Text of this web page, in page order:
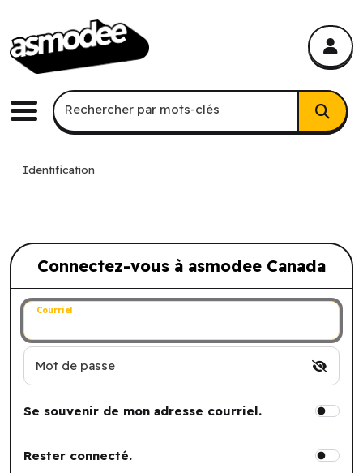
Menu
Recherche par mots-clés
Rechercher par mots-clés
Identification
Connectez-vous à asmodee Canada
Connectez-vous à asmodee Canada
Courriel
Mot de passe
Se souvenir de mon adresse courriel.
Rester connecté.